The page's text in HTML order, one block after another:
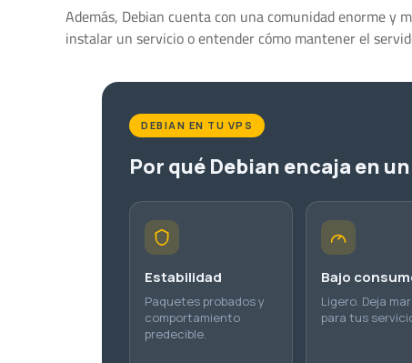
Además, Debian cuenta con una comunidad enorme y
instalar un servicio o entender cómo mantener el
DEBIAN EN TU VPS
Por qué Debian encaja en
Estabilidad
Paquetes probados y
comportamiento
predecible.
Bajo
Ligero. Deja
para tus